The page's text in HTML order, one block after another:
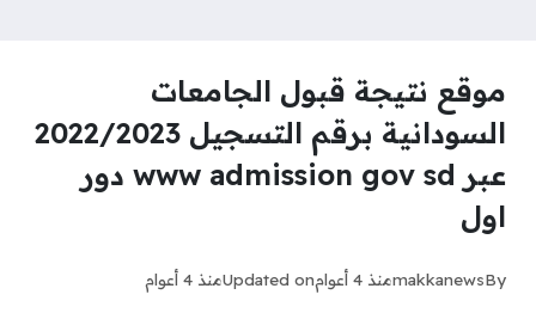
موقع نتيجة قبول الجامعات
السودانية برقم التسجيل 2022/2023
عبر www admission gov sd دور
اول
By
makkanewsمنذ 4 أعوام Updated onمنذ 4 أعوام